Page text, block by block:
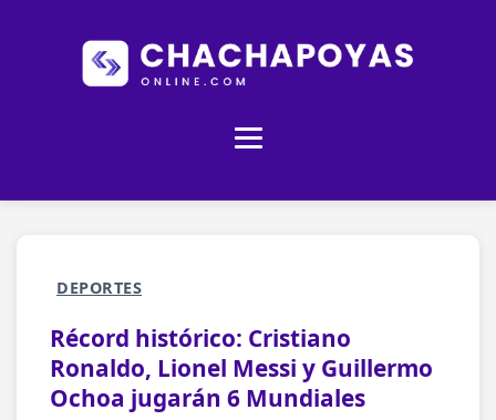
DEPORTES
Récord histórico: Cristiano
Ronaldo, Lionel Messi y Guillermo
Ochoa jugarán 6 Mundiales